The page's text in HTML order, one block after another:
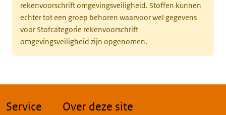
rekenvoorschrift omgevingsveiligheid. Stoffen kunnen
echter tot een groep behoren waarvoor wel gegevens
voor Stofcategorie rekenvoorschrift
omgevingsveiligheid zijn opgenomen.
Service Over deze site